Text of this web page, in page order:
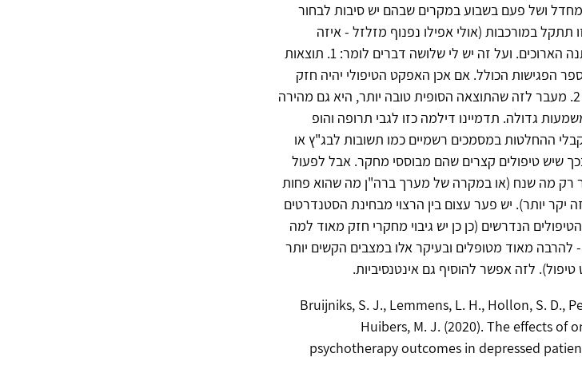
ושל פעם בשבוע במקרים שבהם יש סיבות לבחור
במורכבות (אולי אפילו נפנוף מזלזל - איזה
ניתוק!) בגלל המחסור החריף ותורי ההמתנה הארוכים. ועל זה יש לי שלושה דברים לומר: 1. תוצאות
הפגישות הכולל. אם אכן האפקט הטיפולי יהיה חזק
יותר באותה השקעה ניתן לטפל טוב יותר. 2. מעבר לזה שהתוצאה הסופית טובה יותר, היא גם מהירה
גדולה. תדמיינו דילמה כזו לגבי תרופה והופ
איכשהו בקרב מקבלי ההחלטות במסמכים רשמיים כמו תשובות לבג"ץ או
שיש טיפולים קצרים שהם מבוססי מחקר. אבל לפעול
רק מה שנח (או במקרה של מערך ברה"ן מה שהוא פחות
יקר יותר). יש פער עצום בין הרצוי מבחינת הסטנדרטים
הנדרשים (כן כן יש גיבוי מחקרי חזק מאוד למה
להרבה מאוד מטופלים ובעיקר אלו במצבים הקשים יותר
לזה אפשר להוסיף גם אינטנסיביות.
Bruijniks, S. J., Lemmens, L. H., Hollon, S. D.,
Huibers, M. J. (2020). The effects of
psychotherapy outcomes in depressed